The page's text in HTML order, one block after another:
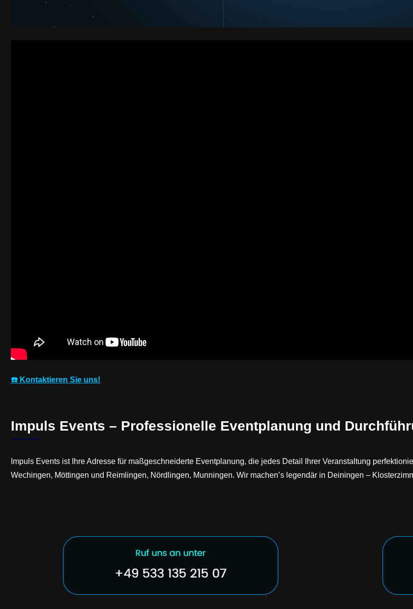
☎️ Kontaktieren Sie uns!
Impuls Events – Professionelle Eventplanung und
Impuls Events ist Ihre Adresse für maßgeschneiderte Eventplanung, die jedes Detail Ihrer Veranstaltung
Wechingen, Möttingen und Reimlingen, Nördlingen, Munningen. Wir machen’s legendär in Deiningen –